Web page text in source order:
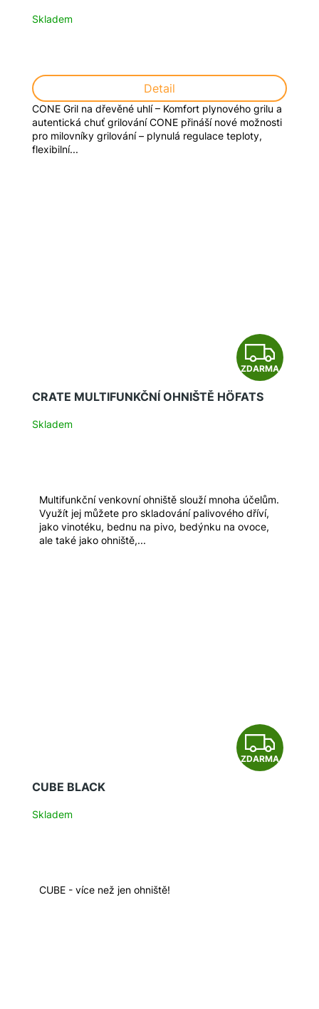
M
A
Skladem
Detail
CONE Gril na dřevěné uhlí – Komfort plynového grilu a
autentická chuť grilování CONE přináší nové možnosti
pro milovníky grilování – plynulá regulace teploty,
flexibilní...
Z
D
A
ZDARMA
CRATE MULTIFUNKČNÍ OHNIŠTĚ HÖFATS
Skladem
Multifunkční venkovní ohniště slouží mnoha účelům.
Využít jej můžete pro skladování palivového dříví,
jako vinotéku, bednu na pivo, bedýnku na ovoce,
ale také jako ohniště,...
Z
D
ZDARMA
CUBE BLACK
Skladem
CUBE - více než jen ohniště!